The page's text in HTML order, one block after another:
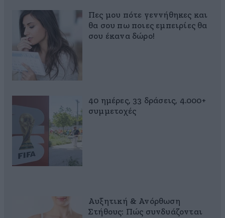
Πες μου πότε γεννήθηκες και
θα σου πω ποιες εμπειρίες θα
σου έκανα δώρο!
40 ημέρες, 33 δράσεις, 4.000+
συμμετοχές
Αυξητική & Ανόρθωση
Στήθους: Πώς συνδυάζονται